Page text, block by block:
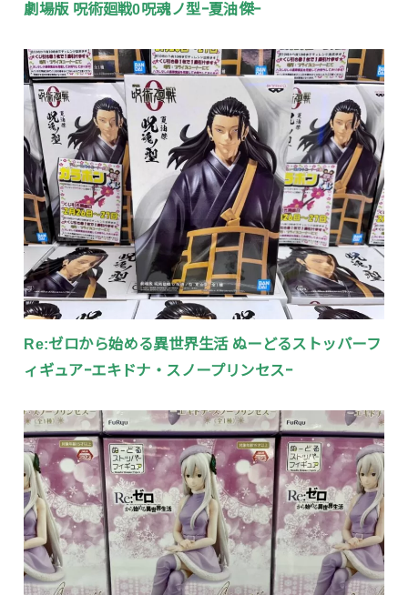
劇場版 呪術廻戦0呪魂ノ型ｰ夏油傑ｰ
Re:ゼロから始める異世界生活 ぬーどるストッパーフ
ィギュアｰエキドナ・スノープリンセスｰ